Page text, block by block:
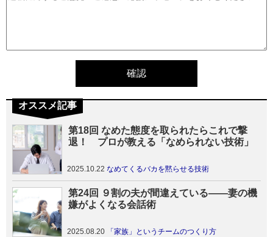
オススメ記事
第18回 なめた態度を取られたらこれで撃
退！ プロが教える「なめられない技術」
2025.10.22 なめてくるバカを黙らせる技術
第24回 ９割の夫が間違えている――妻の機
嫌がよくなる会話術
2025.08.20 「家族」というチームのつくり方